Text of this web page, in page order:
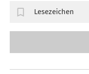
Lesezeichen